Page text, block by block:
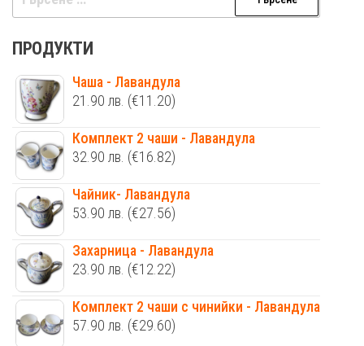
за:
ПРОДУКТИ
Чаша - Лавандула
21.90 лв. (€11.20)
Комплект 2 чаши - Лавандула
32.90 лв. (€16.82)
Чайник- Лавандула
53.90 лв. (€27.56)
Захарница - Лавандула
23.90 лв. (€12.22)
Комплект 2 чаши с чинийки - Лавандула
57.90 лв. (€29.60)